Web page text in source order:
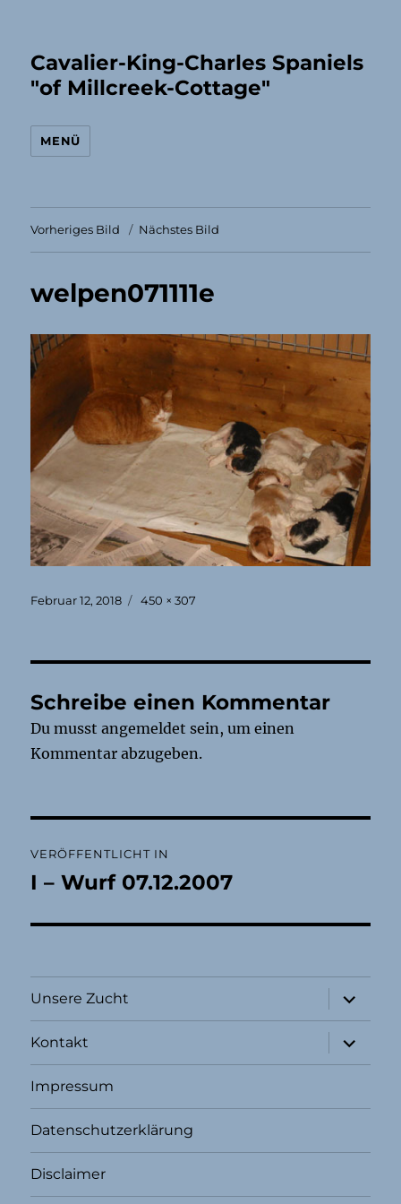
Cavalier-King-Charles Spaniels
"of Millcreek-Cottage"
MENÜ
Vorheriges Bild Nächstes Bild
welpen071111e
Veröffentlicht
Februar 12, 2018 Originalgröße
450 × 307
Schreibe einen Kommentar
Du musstangemeldet sein, um einen
Kommentar abzugeben.
VERÖFFENTLICHT IN
I – Wurf 07.12.2007
Unsere Zucht
öffnen
Kontakt
öffnen
Impressum
Datenschutzerklärung
Disclaimer